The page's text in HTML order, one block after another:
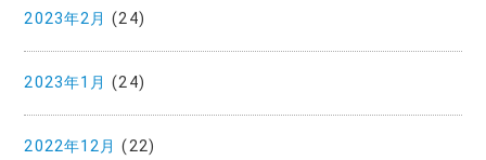
2023年2月 (24)
2023年1月 (24)
2022年12月 (22)